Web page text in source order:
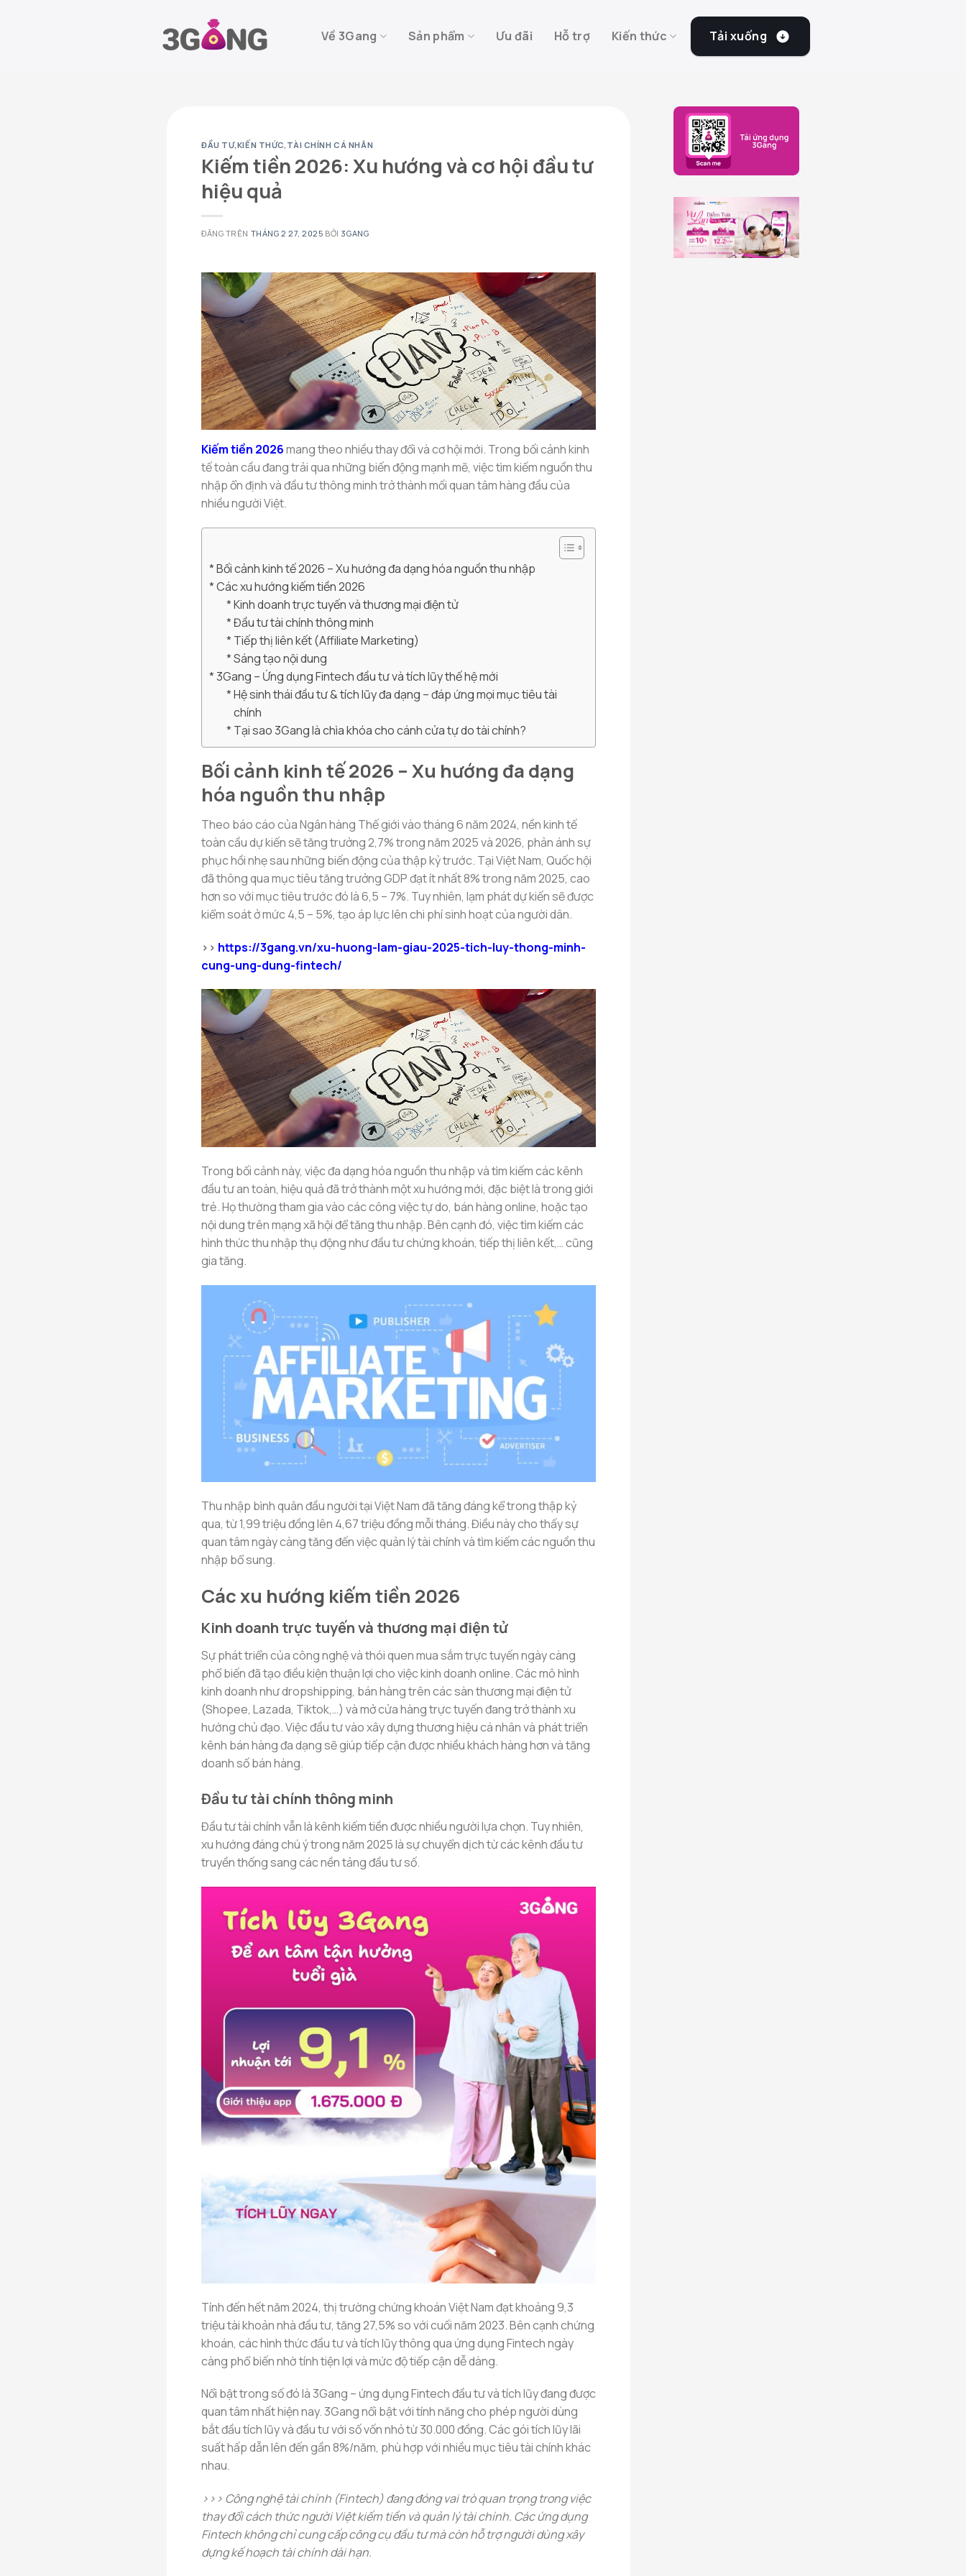
Về 3Gang Sản phẩm Ưu đãi Hỗ trợ Kiến thức Tải xuống
ĐẦU TƯ,KIẾN THỨC, TÀI CHÍNH CÁ NHÂN
Kiếm tiền 2026: Xu hướng và cơ hội đầu tư
hiệu quả
ĐĂNG TRÊN THÁNG 2 27, 2025 BỞI 3GANG
Kiếm tiền 2026mang theo nhiều thay đổi và cơ hội mới. Trong bối cảnh kinh
tế toàn cầu đang trải qua những biến động mạnh mẽ, việc tìm kiếm nguồn thu
nhập ổn định và đầu tư thông minh trở thành mối quan tâm hàng đầu của
nhiều người Việt.
Bối cảnh kinh tế 2026 – Xu hướng đa dạng hóa nguồn thu nhập
Các xu hướng kiếm tiền 2026
Kinh doanh trực tuyến và thương mại điện tử
Đầu tư tài chính thông minh
Tiếp thị liên kết (Affiliate Marketing)
Sáng tạo nội dung
3Gang – Ứng dụng Fintech đầu tư và tích lũy thế hệ mới
Hệ sinh thái đầu tư & tích lũy đa dạng – đáp ứng mọi mục tiêu tài
chính
Tại sao 3Gang là chìa khóa cho cánh cửa tự do tài chính?
Bối cảnh kinh tế 2026 – Xu hướng đa dạng
hóa nguồn thu nhập
Theo báo cáo của Ngân hàng Thế giới vào tháng 6 năm 2024, nền kinh tế
toàn cầu dự kiến sẽ tăng trưởng 2,7% trong năm 2025 và 2026, phản ánh sự
phục hồi nhẹ sau những biến động của thập kỷ trước. Tại Việt Nam, Quốc hội
đã thông qua mục tiêu tăng trưởng GDP đạt ít nhất 8% trong năm 2025, cao
hơn so với mục tiêu trước đó là 6,5 – 7%. Tuy nhiên, lạm phát dự kiến sẽ được
kiểm soát ở mức 4,5 – 5%, tạo áp lực lên chi phí sinh hoạt của người dân.
>> https://3gang.vn/xu-huong-lam-giau-2025-tich-luy-thong-minh-
cung-ung-dung-fintech/
Trong bối cảnh này, việc đa dạng hóa nguồn thu nhập và tìm kiếm các kênh
đầu tư an toàn, hiệu quả đã trở thành một xu hướng mới, đặc biệt là trong giới
trẻ. Họ thường tham gia vào các công việc tự do, bán hàng online, hoặc tạo
nội dung trên mạng xã hội để tăng thu nhập. Bên cạnh đó, việc tìm kiếm các
hình thức thu nhập thụ động như đầu tư chứng khoán, tiếp thị liên kết,… cũng
gia tăng.
Thu nhập bình quân đầu người tại Việt Nam đã tăng đáng kể trong thập kỷ
qua, từ 1,99 triệu đồng lên 4,67 triệu đồng mỗi tháng. Điều này cho thấy sự
quan tâm ngày càng tăng đến việc quản lý tài chính và tìm kiếm các nguồn thu
nhập bổ sung.
Các xu hướng kiếm tiền 2026
Kinh doanh trực tuyến và thương mại điện tử
Sự phát triển của công nghệ và thói quen mua sắm trực tuyến ngày càng
phổ biến đã tạo điều kiện thuận lợi cho việc kinh doanh online. Các mô hình
kinh doanh như dropshipping, bán hàng trên các sàn thương mại điện tử
(Shopee, Lazada, Tiktok,…) và mở cửa hàng trực tuyến đang trở thành xu
hướng chủ đạo. Việc đầu tư vào xây dựng thương hiệu cá nhân và phát triển
kênh bán hàng đa dạng sẽ giúp tiếp cận được nhiều khách hàng hơn và tăng
doanh số bán hàng.
Đầu tư tài chính thông minh
Đầu tư tài chính vẫn là kênh kiếm tiền được nhiều người lựa chọn. Tuy nhiên,
xu hướng đáng chú ý trong năm 2025 là sự chuyển dịch từ các kênh đầu tư
truyền thống sang các nền tảng đầu tư số.
Tính đến hết năm 2024, thị trường chứng khoán Việt Nam đạt khoảng 9,3
triệu tài khoản nhà đầu tư, tăng 27,5% so với cuối năm 2023. Bên cạnh chứng
khoán, các hình thức đầu tư và tích lũy thông qua ứng dụng Fintech ngày
càng phổ biến nhờ tính tiện lợi và mức độ tiếp cận dễ dàng.
Nổi bật trong số đó là 3Gang – ứng dụng Fintech đầu tư và tích lũy đang được
quan tâm nhất hiện nay. 3Gang nổi bật với tính năng cho phép người dùng
bắt đầu tích lũy và đầu tư với số vốn nhỏ từ 30.000 đồng. Các gói tích lũy lãi
suất hấp dẫn lên đến gần 8%/năm, phù hợp với nhiều mục tiêu tài chính khác
nhau.
>>> Công nghệ tài chính (Fintech) đang đóng vai trò quan trọng trong việc
thay đổi cách thức người Việt kiếm tiền và quản lý tài chính. Các ứng dụng
Fintech không chỉ cung cấp công cụ đầu tư mà còn hỗ trợ người dùng xây
dựng kế hoạch tài chính dài hạn.